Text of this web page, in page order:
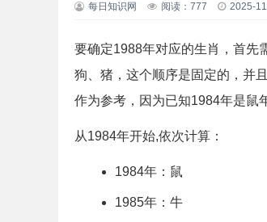
每日知识网 阅读：777 2025-
要确定1988年对应的生肖，首先
狗、猪，这个顺序是固定的，并
作为参考，因为已知1984年是鼠
从1984年开始,依次计算：
1984年：鼠
1985年：牛